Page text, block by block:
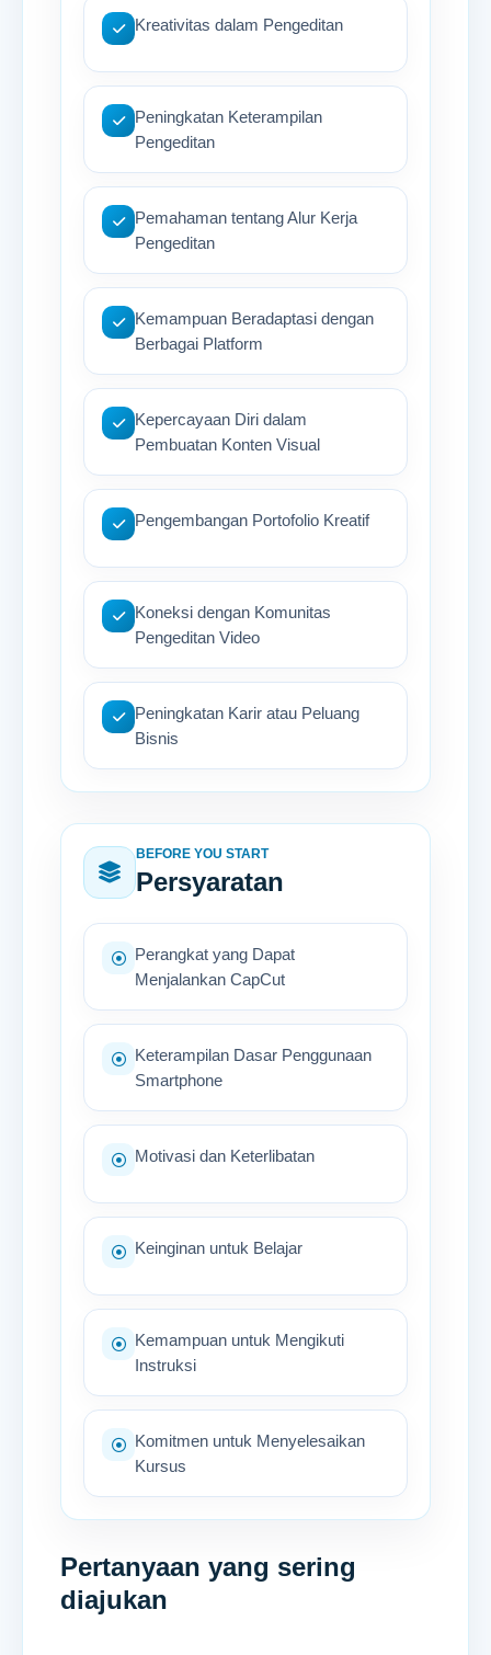
Kreativitas dalam Pengeditan
Peningkatan Keterampilan
Pengeditan
Pemahaman tentang Alur Kerja
Pengeditan
Kemampuan Beradaptasi dengan
Berbagai Platform
Kepercayaan Diri dalam
Pembuatan Konten Visual
Pengembangan Portofolio Kreatif
Koneksi dengan Komunitas
Pengeditan Video
Peningkatan Karir atau Peluang
Bisnis
BEFORE YOU START
Persyaratan
Perangkat yang Dapat
Menjalankan CapCut
Keterampilan Dasar Penggunaan
Smartphone
Motivasi dan Keterlibatan
Keinginan untuk Belajar
Kemampuan untuk Mengikuti
Instruksi
Komitmen untuk Menyelesaikan
Kursus
Pertanyaan yang sering
diajukan